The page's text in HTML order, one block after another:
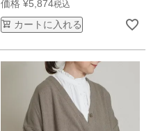
価格 ¥5,874税込
カートに入れる